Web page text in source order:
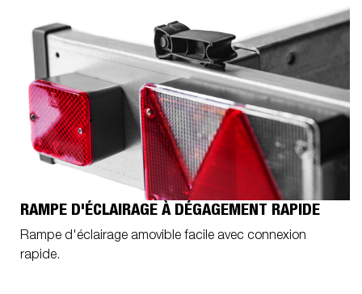
RAMPE D'ÉCLAIRAGE À DÉGAGEMENT RAPIDE
Rampe d'éclairage amovible facile avec connexion
rapide.